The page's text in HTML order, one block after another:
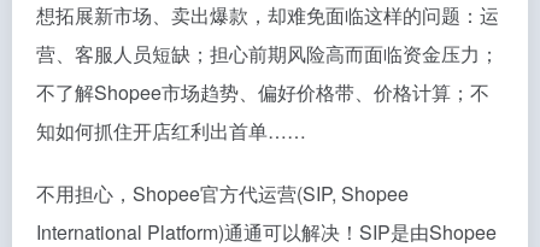
想拓展新市场、卖出爆款，却难免面临这样的问题：运
营、客服人员短缺；担心前期风险高而面临资金压力；
不了解Shopee市场趋势、偏好价格带、价格计算；不
知如何抓住开店红利出首单……
不用担心，Shopee官方代运营(SIP, Shopee
International Platform)通通可以解决！SIP是由Shopee